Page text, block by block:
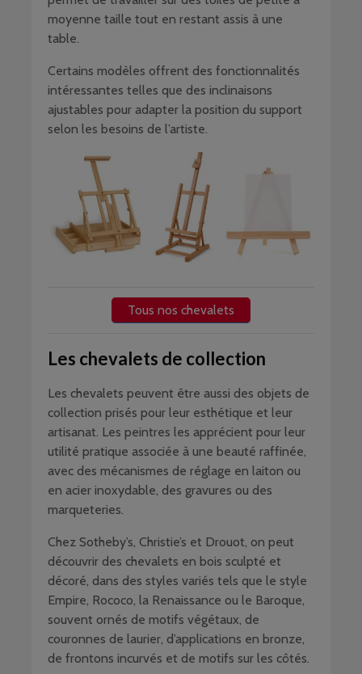
moyenne taille tout en restant assis à une
table.
Certains modèles offrent des fonctionnalités
intéressantes telles que des inclinaisons
ajustables pour adapter la position du support
selon les besoins de l’artiste.
Tous nos chevalets
Les chevalets de collection
Les chevalets peuvent être aussi des objets de
collection prisés pour leur esthétique et leur
artisanat. Les peintres les apprécient pour leur
utilité pratique associée à une beauté raffinée,
avec des mécanismes de réglage en laiton ou
en acier inoxydable, des gravures ou des
marqueteries.
Chez Sotheby’s, Christie’s et Drouot, on peut
découvrir des chevalets en bois sculpté et
décoré, dans des styles variés tels que le style
Empire, Rococo, la Renaissance ou le Baroque,
souvent ornés de motifs végétaux, de
couronnes de laurier, d’applications en bronze,
de frontons incurvés et de motifs sur les côtés.